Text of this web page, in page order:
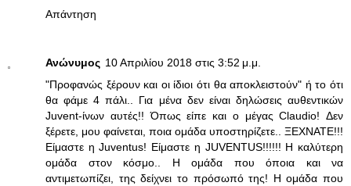
Απάντηση
Ανώνυμος 10 Απριλίου 2018 στις 3:52 μ.μ.
"Προφανώς ξέρουν και οι ίδιοι ότι θα αποκλειστούν" ή το ότι
θα φάμε 4 πάλι.. Για μένα δεν είναι δηλώσεις αυθεντικών
Juvent-ίνων αυτές!! Όπως είπε και ο μέγας Claudio! Δεν
ξέρετε, μου φαίνεται, ποια ομάδα υποστηρίζετε.. ΞΕΧΝΑΤΕ!!!
Είμαστε η Juventus! Είμαστε η JUVENTUS!!!!!! Η καλύτερη
ομάδα στον κόσμο.. Η ομάδα που όποια και να
αντιμετωπίζει, της δείχνει το πρόσωπό της! Η ομάδα που